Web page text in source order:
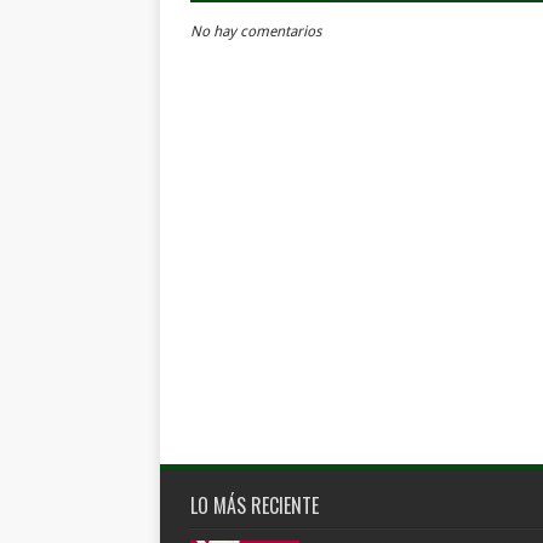
No hay comentarios
LO MÁS RECIENTE